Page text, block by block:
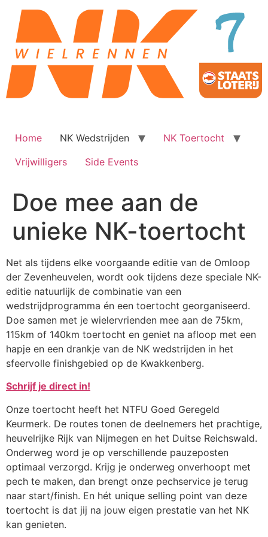
naar
inhoud
Home NK Wedstrijden
NK Toertocht
Vrijwilligers
Side Events
Doe mee aan de
unieke NK-toertocht
Net als tijdens elke voorgaande editie van de Omloop
der Zevenheuvelen, wordt ook tijdens deze speciale NK-
editie natuurlijk de combinatie van een
wedstrijdprogramma én een toertocht georganiseerd.
Doe samen met je wielervrienden mee aan de 75km,
115km of 140km toertocht en geniet na afloop met een
hapje en een drankje van de NK wedstrijden in het
sfeervolle finishgebied op de Kwakkenberg.
Schrijf je direct in!
Onze toertocht heeft het NTFU Goed Geregeld
Keurmerk. De routes tonen de deelnemers het prachtige,
heuvelrijke Rijk van Nijmegen en het Duitse Reichswald.
Onderweg word je op verschillende pauzeposten
optimaal verzorgd. Krijg je onderweg onverhoopt met
pech te maken, dan brengt onze pechservice je terug
naar start/finish. En hét unique selling point van deze
toertocht is dat jij na jouw eigen prestatie van het NK
kan genieten.